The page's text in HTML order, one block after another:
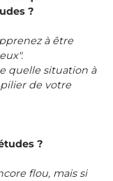
?
à être
quelle situation à
de votre
?
flou, mais si